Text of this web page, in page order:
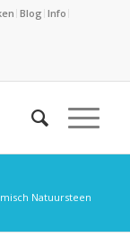
Blog Info
Natuursteen